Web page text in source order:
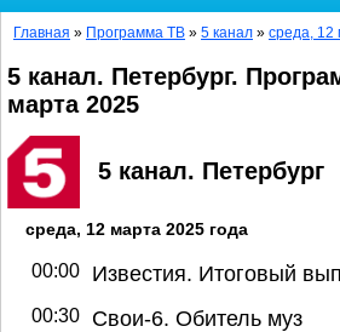
Главная » Программа ТВ » 5 канал » среда, 12
5 канал. Петербург.
марта 2025
5 канал. Петербург
среда, 12 марта 2025 года
00:00 Известия. Итоговый
00:30 Свои-6. Обитель муз